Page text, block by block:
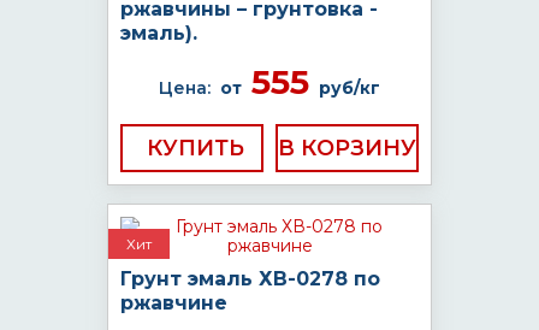
ржавчины – грунтовка -
эмаль).
Цена: от 555 руб/кг
КУПИТЬ
Хит
Грунт эмаль ХВ-0278 по
ржавчине